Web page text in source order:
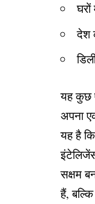
देश
यह कुछ
अपना
यह है
सक्षम
हैं,